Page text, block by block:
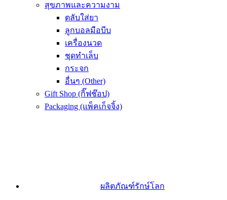
สุขภาพและความงาม
ตลับใส่ยา
ลูกบอลมือบีบ
เครื่องนวด
ชุดทำเล็บ
กระจก
อื่นๆ (Other)
Gift Shop (กิ๊ฟช๊อป)
Packaging (แพ็คเก็จจิ้ง)
ผลิตภัณฑ์รักษ์โลก